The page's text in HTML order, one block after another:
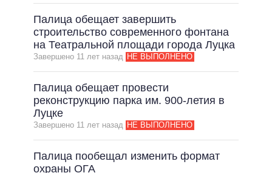
Палица обещает завершить
строительство современного фонтана
на Театральной площади города Луцка
Завершено 11 лет назад НЕ ВЫПОЛНЕНО
Палица обещает провести
реконструкцию парка им. 900-летия в
Луцке
Завершено 11 лет назад НЕ ВЫПОЛНЕНО
Палица пообещал изменить формат
охраны ОГА